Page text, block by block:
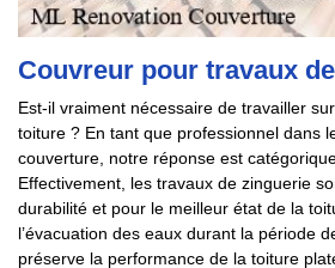
Couvreur pour travaux
Est-il vraiment nécessaire de travailler
toiture ? En tant que professionnel dans
couverture, notre réponse est
Effectivement, les travaux de zinguerie
durabilité et pour le meilleur état de la
l’évacuation des eaux durant la période
préserve la performance de la toiture